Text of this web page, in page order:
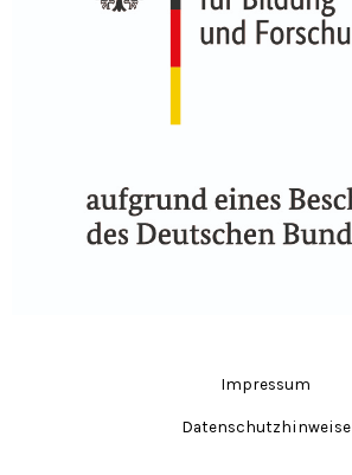
Impressum
Datenschutzhinweise